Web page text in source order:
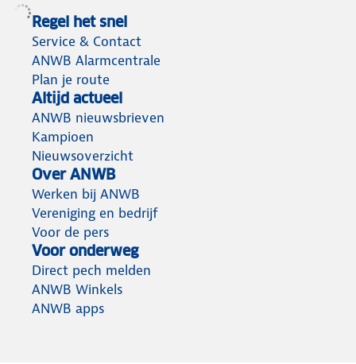
Regel het snel
Service & Contact
ANWB Alarmcentrale
Plan je route
Altijd actueel
ANWB nieuwsbrieven
Kampioen
Nieuwsoverzicht
Over ANWB
Werken bij ANWB
Vereniging en bedrijf
Voor de pers
Voor onderweg
Direct pech melden
ANWB Winkels
ANWB apps